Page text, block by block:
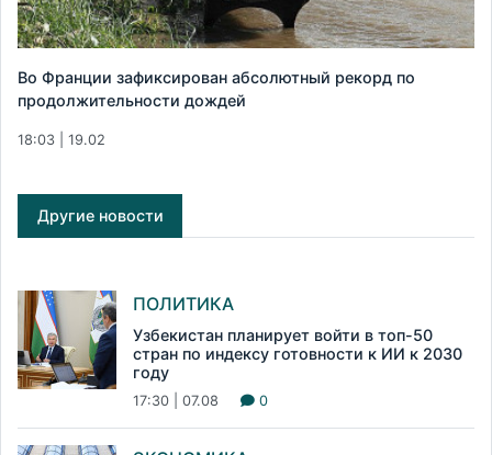
Во Франции зафиксирован абсолютный рекорд по
продолжительности дождей
18:03 | 19.02
Другие новости
ПОЛИТИКА
Узбекистан планирует войти в топ-50
стран по индексу готовности к ИИ к 2030
году
17:30 | 07.08 0